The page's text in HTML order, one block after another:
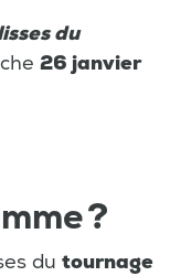
du
26 janvier
?
du tournage